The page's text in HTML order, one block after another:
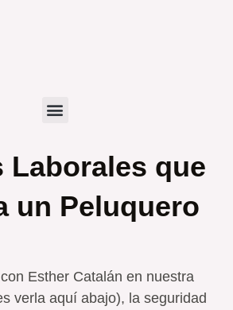
Laborales que
un Peluquero
Esther Catalán en nuestra
verla aquí abajo), la seguridad